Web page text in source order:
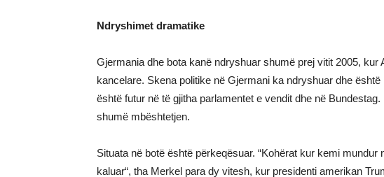
Ndryshimet dramatike
Gjermania dhe bota kanë ndryshuar shumë prej vitit 2005, kur
kancelare. Skena politike në Gjermani ka ndryshuar dhe
është futur në të gjitha parlamentet e vendit dhe në
shumë mbështetjen.
Situata në botë është përkeqësuar. “Kohërat kur kemi
kaluar“, tha Merkel para dy vitesh, kur presidenti amerikan